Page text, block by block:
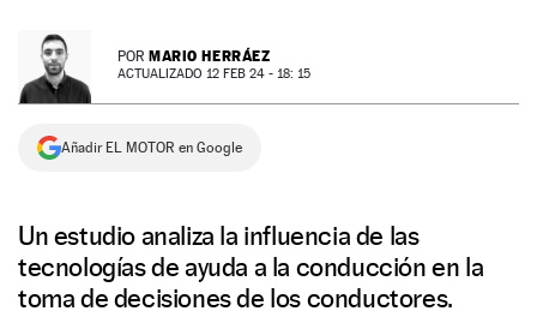
SERVICIOS
NEWSLETTER
SÍGUENOS
POR MARIO HERRÁEZ
ACTUALIZADO 12 FEB 24 - 18: 15
Añadir EL MOTOR en Google
Un estudio analiza la influencia de las
tecnologías de ayuda a la conducción en la
toma de decisiones de los conductores.